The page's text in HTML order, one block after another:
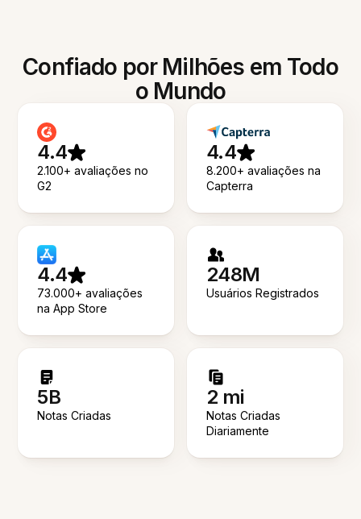
Confiado por Milhões em Todo
o Mundo
4.4
2.100+ avaliações no
G2
4.4
8.200+ avaliações na
Capterra
4.4
73.000+ avaliações
na App Store
248M
Usuários Registrados
5B
Notas Criadas
2 mi
Notas Criadas
Diariamente